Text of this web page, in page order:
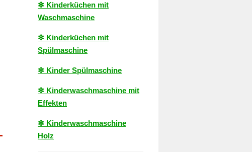
✻ Kinderküchen mit
Waschmaschine
✻ Kinderküchen mit
Spülmaschine
✻ Kinder Spülmaschine
✻ Kinderwaschmaschine mit
Effekten
✻ Kinderwaschmaschine
Holz